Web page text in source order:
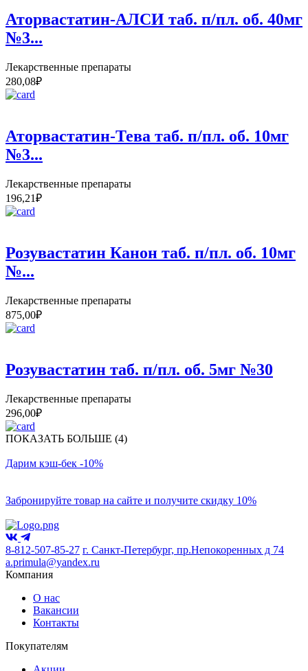
Аторвастатин-АЛСИ таб. п/пл. об. 40мг
№3...
Лекарственные препараты
280,08₽
Аторвастатин-Тева таб. п/пл. об. 10мг
№3...
Лекарственные препараты
196,21₽
Розувастатин Канон таб. п/пл. об. 10мг
№...
Лекарственные препараты
875,00₽
Розувастатин таб. п/пл. об. 5мг №30
Лекарственные препараты
296,00₽
ПОКАЗАТЬ БОЛЬШЕ (4)
Дарим кэш-бек -10%
Забронируйте товар на сайте и получите скидку 10%
8-812-507-85-27 г. Санкт-Петербург, пр.Непокоренных д 74
a.primula@yandex.ru
Компания
О нас
Вакансии
Контакты
Покупателям